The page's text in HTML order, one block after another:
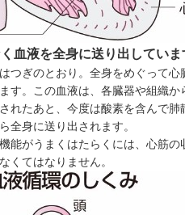
血液を全身に送り出していま
つぎのとおり。全身をめぐって
す。この血液は、各臓器や組織
れたあと、今度は酸素を含んで
全身に送り出されます。
能がうまくはたらくには、心筋
くてはなりません。